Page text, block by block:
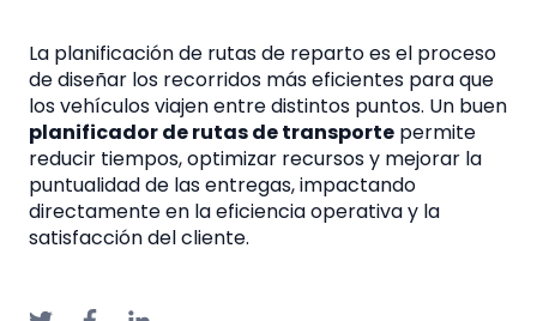
La planificación de rutas de reparto es el proceso
de diseñar los recorridos más eficientes para que
los vehículos viajen entre distintos puntos. Un buen
planificador de rutas de transporte permite
reducir tiempos, optimizar recursos y mejorar la
puntualidad de las entregas, impactando
directamente en la eficiencia operativa y la
satisfacción del cliente.